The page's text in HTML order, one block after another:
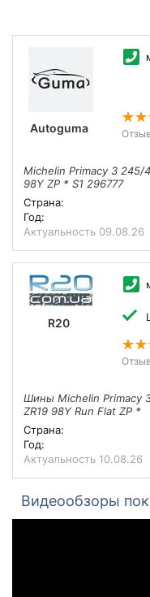
Autoguma
Michelin Primacy 3 245/
98Y ZP * S1 296777
Страна:
Год:
Актуальность 09.08.26
R20
Шины Michelin Primacy
ZR19 98Y Run Flat ZP *
Страна:
Год:
Актуальность 10.08.26
Видеообзоры